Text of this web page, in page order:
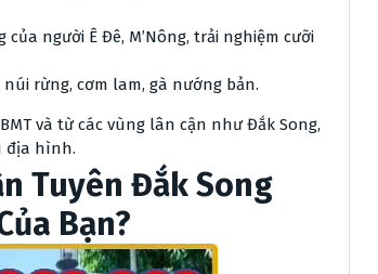
người Ê Đê, M’Nông, trải nghiệm cưỡi
rừng, cơm lam, gà nướng bản.
và từ các vùng lân cận như Đắk Song,
địa hình.
Tuyên Đắk Song
Bạn?